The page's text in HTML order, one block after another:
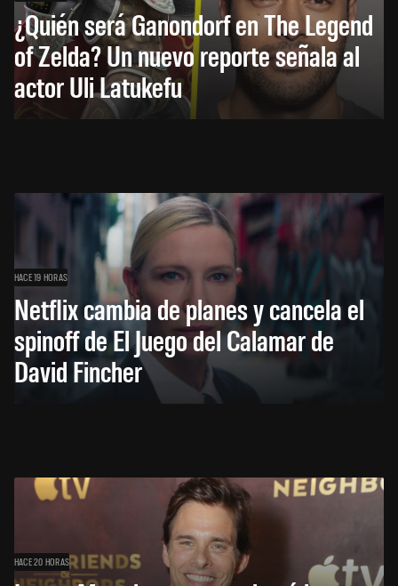
¿Quién será Ganondorf en The Legend
of Zelda? Un nuevo reporte señala al
actor Uli Latukefu
HACE 19 HORAS
Netflix cambia de planes y cancela el
spinoff de El Juego del Calamar de
David Fincher
HACE 20 HORAS